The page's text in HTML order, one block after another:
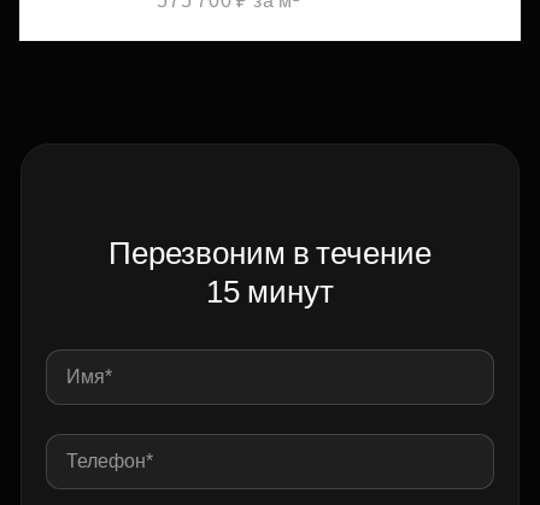
Перезвоним в течение
15 минут